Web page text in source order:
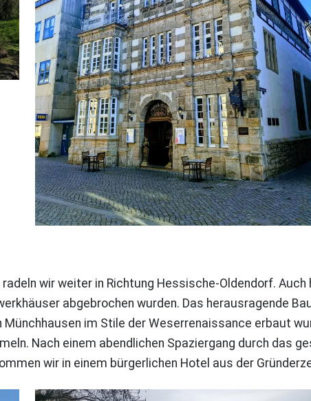
wir weiter in Richtung Hessische-Oldendorf.
abgebrochen wurden. Das herausragende
Münchhausen im Stile der Weserrenaissance erbaut
Nach einem abendlichen Spaziergang durch das
wir in einem bürgerlichen Hotel aus der